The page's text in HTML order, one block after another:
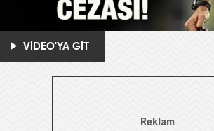
VİDEO'YA GİT